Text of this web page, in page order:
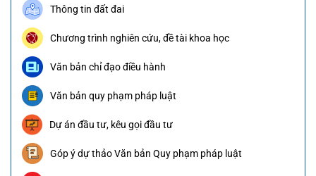
Thông tin đất đai
Chương trình nghiên cứu, đề tài khoa học
Văn bản chỉ đạo điều hành
Văn bản quy phạm pháp luật
Dự án đầu tư, kêu gọi đầu tư
Góp ý dự thảo Văn bản Quy phạm pháp luật